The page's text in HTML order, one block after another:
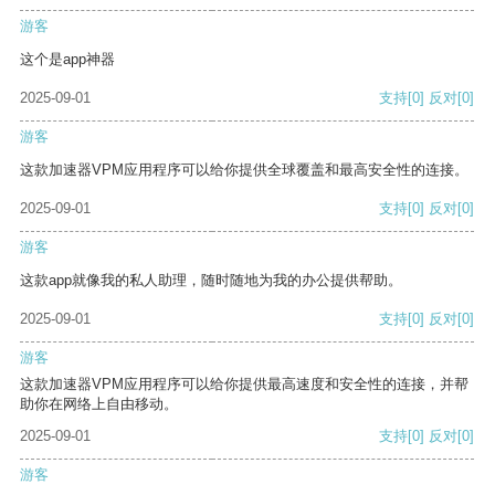
游客
这个是app神器
2025-09-01 支持[0] 反对[0]
游客
这款加速器VPM应用程序可以给你提供全球覆盖和最高安全性的连接。
2025-09-01 支持[0] 反对[0]
游客
这款app就像我的私人助理，随时随地为我的办公提供帮助。
2025-09-01 支持[0] 反对[0]
游客
这款加速器VPM应用程序可以给你提供最高速度和安全性的连接，并帮
助你在网络上自由移动。
2025-09-01
支持[0] 反对[0]
游客